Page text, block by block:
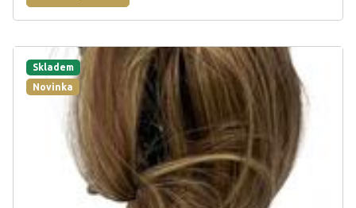
Skladem
Novinka